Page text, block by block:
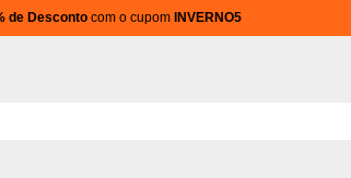
de Desconto com o cupom INVERNO5